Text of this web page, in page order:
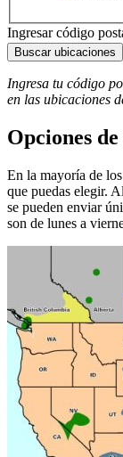
Ingresar código
Buscar ubicaciones
Ingresa tu código
en las ubicaciones
Opciones
En la mayoría de
que puedas elegir.
se pueden enviar
son de lunes a